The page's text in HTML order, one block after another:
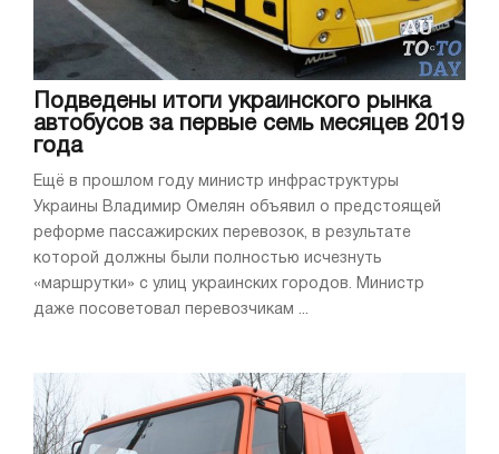
Подведены итоги украинского рынка
автобусов за первые семь месяцев 2019
года
Ещё в прошлом году министр инфраструктуры
Украины Владимир Омелян объявил о предстоящей
реформе пассажирских перевозок, в результате
которой должны были полностью исчезнуть
«маршрутки» с улиц украинских городов. Министр
даже посоветовал перевозчикам ...